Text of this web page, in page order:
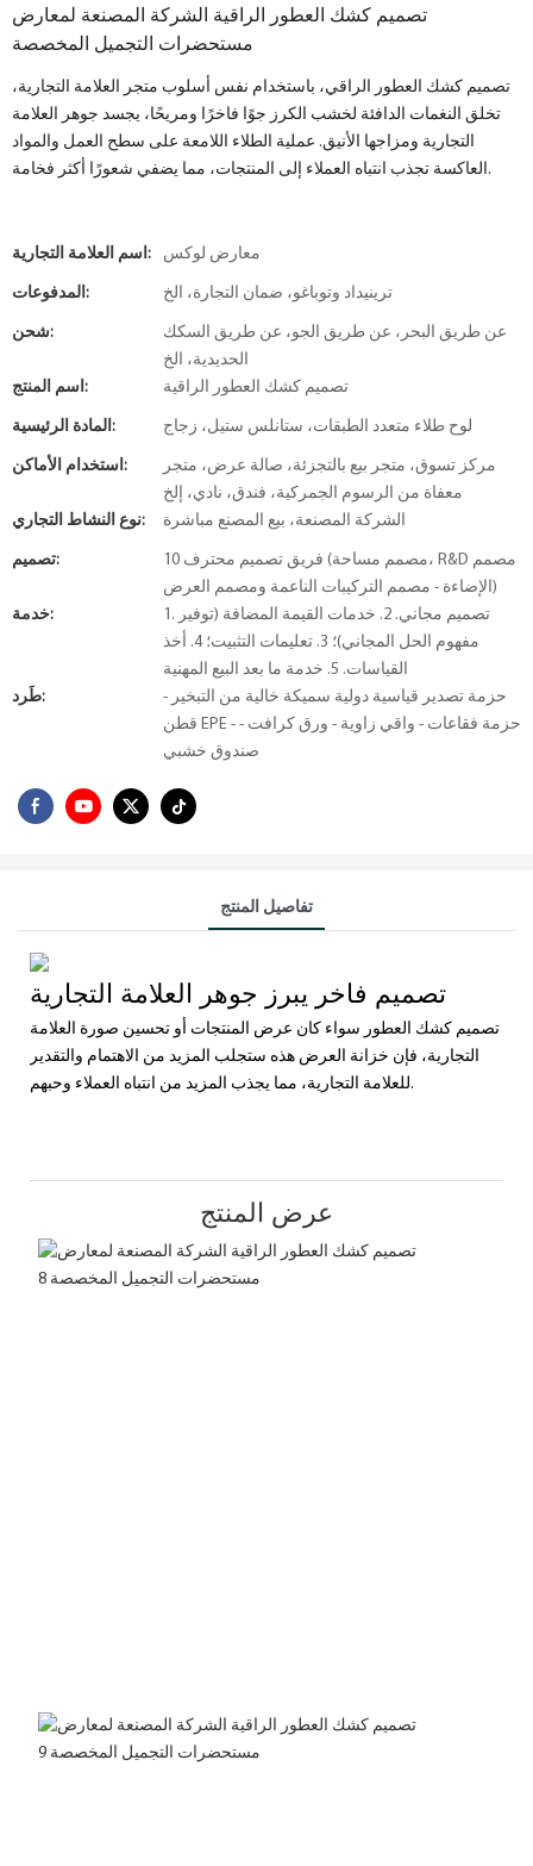
تصميم كشك العطور الراقية الشركة المصنعة لمعارض
مستحضرات التجميل المخصصة
تصميم كشك العطور الراقي، باستخدام نفس أسلوب متجر العلامة التجارية،
تخلق النغمات الدافئة لخشب الكرز جوًا فاخرًا ومريحًا، يجسد جوهر العلامة
التجارية ومزاجها الأنيق. عملية الطلاء اللامعة على سطح العمل والمواد
العاكسة تجذب انتباه العملاء إلى المنتجات، مما يضفي شعورًا أكثر فخامة.
اسم العلامة التجارية: معارض لوكس
المدفوعات: ترينيداد وتوباغو، ضمان التجارة، الخ
شحن:
عن طريق البحر، عن طريق الجو، عن طريق السكك
الحديدية، الخ
اسم المنتج:
تصميم كشك العطور الراقية
المادة الرئيسية: لوح طلاء متعدد الطبقات، ستانلس ستيل، زجاج
استخدام الأماكن:
مركز تسوق، متجر بيع بالتجزئة، صالة عرض، متجر
معفاة من الرسوم الجمركية، فندق، نادي، إلخ
نوع النشاط التجاري:
الشركة المصنعة، بيع المصنع مباشرة
تصميم:
10 فريق تصميم محترف (مصمم مساحة، R&D مصمم
الإضاءة - مصمم التركيبات الناعمة ومصمم العرض)
خدمة:
1. تصميم مجاني. 2. خدمات القيمة المضافة (توفير
مفهوم الحل المجاني)؛ 3. تعليمات التثبيت؛ 4. أخذ
القياسات. 5. خدمة ما بعد البيع المهنية
طَرد:
حزمة تصدير قياسية دولية سميكة خالية من التبخير -
قطن EPE - حزمة فقاعات - واقي زاوية - ورق كرافت -
صندوق خشبي
تفاصيل المنتج
تصميم فاخر يبرز جوهر العلامة التجارية
تصميم كشك العطور سواء كان عرض المنتجات أو تحسين صورة العلامة
التجارية، فإن خزانة العرض هذه ستجلب المزيد من الاهتمام والتقدير
للعلامة التجارية، مما يجذب المزيد من انتباه العملاء وحبهم.
عرض المنتج